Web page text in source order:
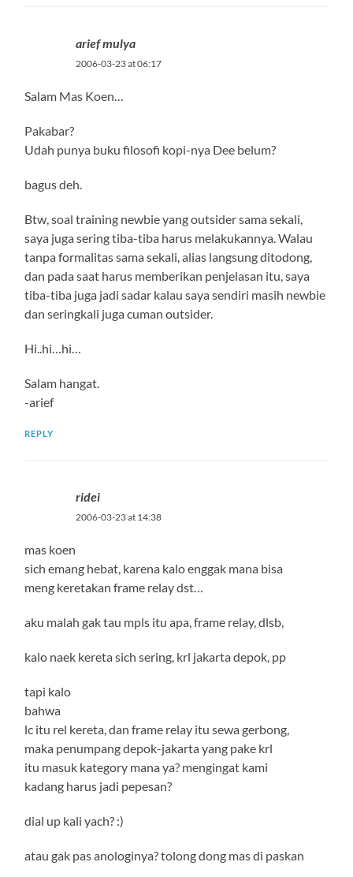
arief mulya
2006-03-23 at 06:17
Salam Mas Koen…
Pakabar?
Udah punya buku filosofi kopi-nya Dee belum?
bagus deh.
Btw, soal training newbie yang outsider sama sekali,
saya juga sering tiba-tiba harus melakukannya. Walau
tanpa formalitas sama sekali, alias langsung ditodong,
dan pada saat harus memberikan penjelasan itu, saya
tiba-tiba juga jadi sadar kalau saya sendiri masih newbie
dan seringkali juga cuman outsider.
Hi..hi…hi…
Salam hangat.
-arief
REPLY
ridei
2006-03-23 at 14:38
mas koen
sich emang hebat, karena kalo enggak mana bisa
meng keretakan frame relay dst…
aku malah gak tau mpls itu apa, frame relay, dlsb,
kalo naek kereta sich sering, krl jakarta depok, pp
tapi kalo
bahwa
lc itu rel kereta, dan frame relay itu sewa gerbong,
maka penumpang depok-jakarta yang pake krl
itu masuk kategory mana ya? mengingat kami
kadang harus jadi pepesan?
dial up kali yach? :)
atau gak pas anologinya? tolong dong mas di paskan